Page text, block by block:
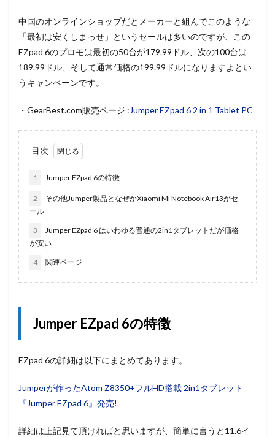
中国のオンラインショップだとメーカーと組んでこのような
「最初は安くしまっせ」というセールは多いのですが、この
EZpad 6のプロモは最初の50台が179.99ドル、次の100台は
189.99ドル、そして通常価格の199.99ドルになりますよとい
うキャンペーンです。
・GearBest.com販売ページ :Jumper EZpad 6 2 in 1 Tablet PC
目次
1 Jumper EZpad 6の特徴
2
その他Jumper製品となぜかXiaomi Mi Notebook Air13がセ
ール
3
Jumper EZpad 6 はいわゆる普通の2in1タブレットだが価格
が安い
4 関連ページ
Jumper EZpad 6の特徴
EZpad 6の詳細は以下にまとめてあります。
Jumperが作ったAtom Z8350+フルHD搭載 2in1タブレット
『Jumper EZpad 6』発売!
詳細は上記見て頂ければと思いますが、簡単に言うと11.6イ